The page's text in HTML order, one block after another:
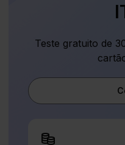
Teste gratuito de